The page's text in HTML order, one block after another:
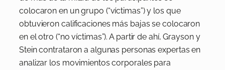
colocaron en un grupo (“víctimas”) y los que
obtuvieron calificaciones más bajas se colocaron
en el otro (“no víctimas”). A partir de ahí, Grayson y
Stein contrataron a algunas personas expertas en
analizar los movimientos corporales para